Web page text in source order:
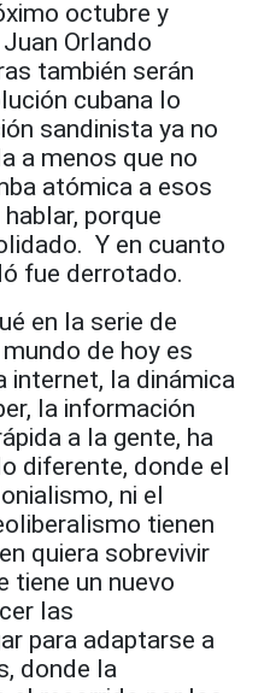
octubre y
Orlando
también serán
cubana lo
sandinista ya no
a menos que no
atómica a esos
porque
Y en cuanto
fue derrotado.
en la serie de
de hoy es
internet, la dinámica
la información
a la gente, ha
diferente, donde el
ni el
tienen
quiera sobrevivir
tiene un nuevo
las
para adaptarse a
donde la